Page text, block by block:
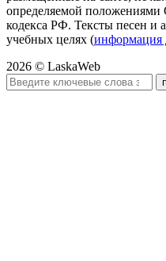
определяемой положениями
кодекса РФ. Тексты песен и
учебных целях (информация
2026 © LaskaWeb